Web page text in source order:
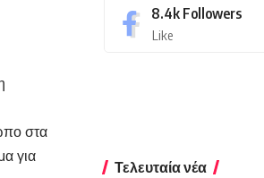
στα
για
8.4k Followers
Like
Τελευταία νέα